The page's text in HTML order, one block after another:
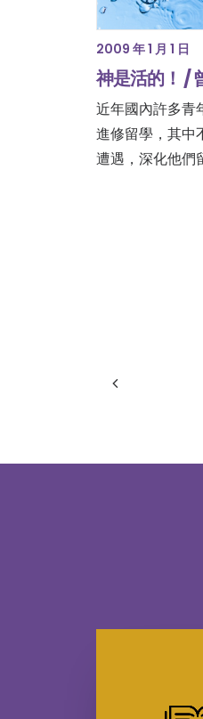
2009 年 1 月 1 日
神是活的！ /
近年國內許多青
進修留學，其中
遭遇，深化他們